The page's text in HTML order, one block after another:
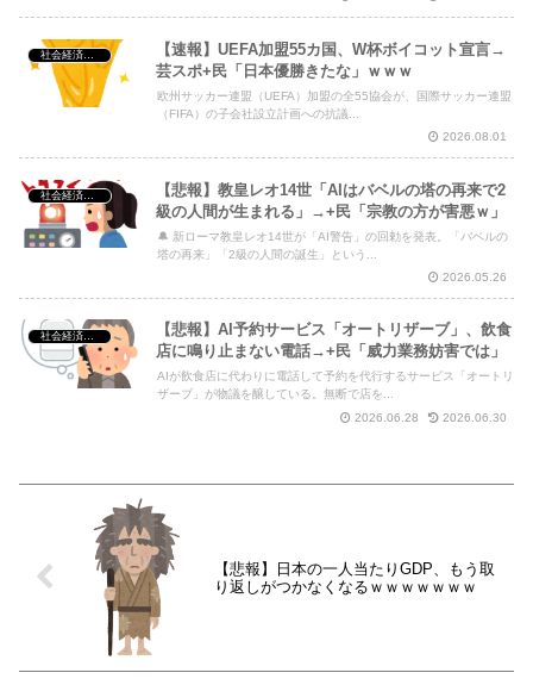
【速報】UEFA加盟55カ国、W杯ボイコット宣言→
芸スポ+民「日本優勝きたな」ｗｗｗ
欧州サッカー連盟（UEFA）加盟の全55協会が、国際サッカー連盟
（FIFA）の子会社設立計画への抗議...
2026.08.01
【悲報】教皇レオ14世「AIはバベルの塔の再来で2
級の人間が生まれる」→+民「宗教の方が害悪ｗ」
🔔 新ローマ教皇レオ14世が「AI警告」の回勅を発表。「バベルの
塔の再来」「2級の人間の誕生」という...
2026.05.26
【悲報】AI予約サービス「オートリザーブ」、飲食
店に鳴り止まない電話→+民「威力業務妨害では」
AIが飲食店に代わりに電話して予約を代行するサービス「オートリ
ザーブ」が物議を醸している。無断で店を...
2026.06.28
2026.06.30
【悲報】日本の一人当たりGDP、もう取
り返しがつかなくなるｗｗｗｗｗｗｗ